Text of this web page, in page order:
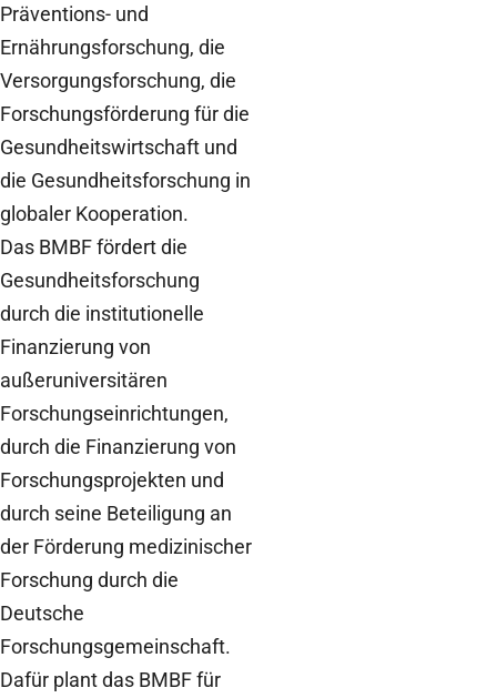
Präventions- und
Ernährungsforschung, die
Versorgungsforschung, die
Forschungsförderung für die
Gesundheitswirtschaft und
die Gesundheitsforschung in
globaler Kooperation.
Das BMBF fördert die
Gesundheitsforschung
durch die institutionelle
Finanzierung von
außeruniversitären
Forschungseinrichtungen,
durch die Finanzierung von
Forschungsprojekten und
durch seine Beteiligung an
der Förderung medizinischer
Forschung durch die
Deutsche
Forschungsgemeinschaft.
Dafür plant das BMBF für